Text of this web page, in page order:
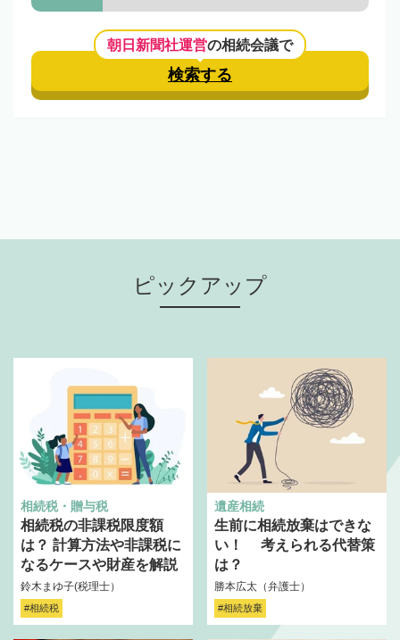
朝日新聞社運営の相続会議で
検索する
ピックアップ
相続税・贈与税
相続税の非課税限度額
は？ 計算方法や非課税に
なるケースや財産を解説
鈴木まゆ子(税理士）
#相続税
遺産相続
生前に相続放棄はできな
い！ 考えられる代替策
は？
勝本広太（弁護士）
#相続放棄